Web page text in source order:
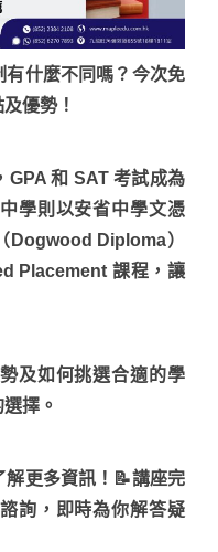
什麼不同嗎？今次免
優勢！
GPA 和 SAT 考試成為
學則以安省中學文憑
Dogwood Diploma）
Placement 課程，讓
及如何挑選合適的學
擇。
更多資訊！📝講座完
詢，即時為你解答疑